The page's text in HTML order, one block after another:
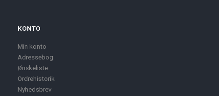
KONTO
Min konto
Adressebog
Ønskeliste
Ordrehistorik
Nyhedsbrev